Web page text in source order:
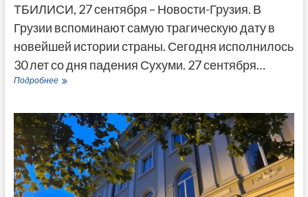
ТБИЛИСИ, 27 сентября – Новости-Грузия. В
Грузии вспоминают самую трагическую дату в
новейшей истории страны. Сегодня исполнилось
30 лет со дня падения Сухуми. 27 сентября…
ПодробнееДень
надежды
–
30
лет
со
дня
падения